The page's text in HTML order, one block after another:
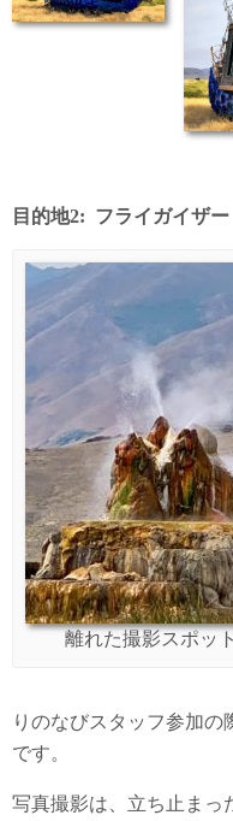
目的地2: フライガイザー
離れた撮影スポッ
りのなびスタッフ参加の
です。
写真撮影は、立ち止まっ